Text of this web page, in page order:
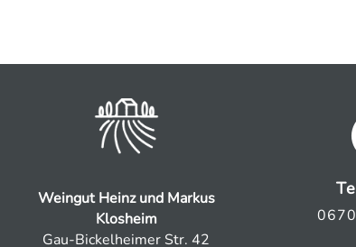
Weingut Heinz und Markus
Klosheim
Gau-Bickelheimer Str. 42